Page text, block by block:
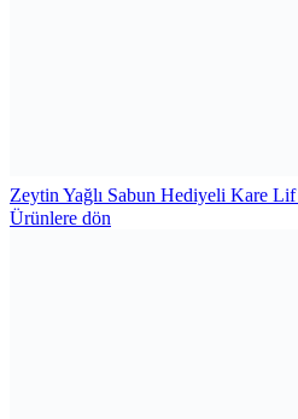
Zeytin Yağlı Sabun Hediyeli Kare Lif
Ürünlere dön